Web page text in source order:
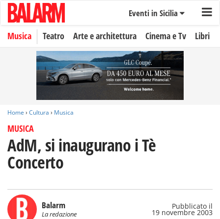
Eventi in Sicilia
Musica Teatro Arte e architettura Cinema e Tv Libri
Home › Cultura › Musica
MUSICA
AdM, si inaugurano i Tè
Concerto
Balarm
La redazione
Pubblicato il
19 novembre 2003